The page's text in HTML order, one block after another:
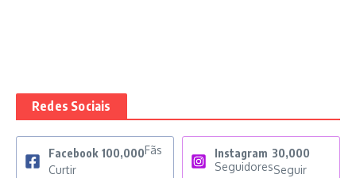
Redes Sociais
Facebook 100,000Fãs
Curtir
Instagram 30,000
SeguidoresSeguir